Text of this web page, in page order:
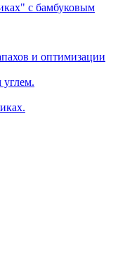
с бамбуковым
и оптимизации